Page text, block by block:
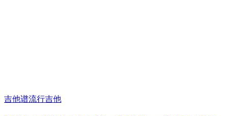
吉他谱流行吉他